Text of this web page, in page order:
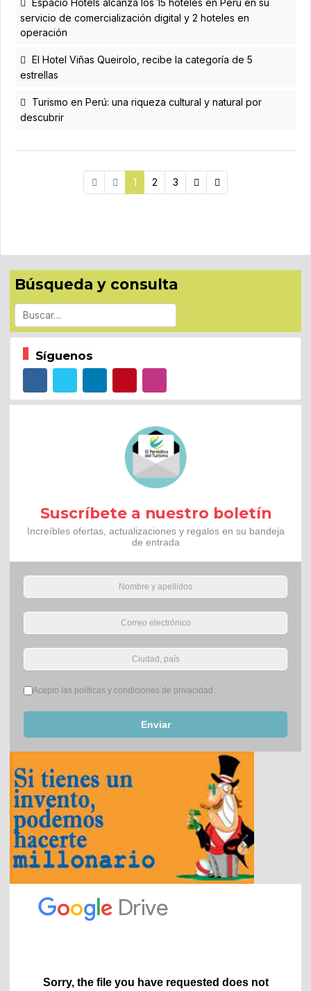
Espacio Hotels alcanza los 15 hoteles en Perú en su
servicio de comercialización digital y 2 hoteles en
operación
El Hotel Viñas Queirolo, recibe la categoría de 5
estrellas
Turismo en Perú: una riqueza cultural y natural por
descubrir
1 2 3
Búsqueda y consulta
Buscar
Síguenos
Suscríbete a nuestro boletín
Increíbles ofertas, actualizaciones y regalos en su bandeja
de entrada
Términos del servicio*
Acepto las políticas y condiciones de privacidad.
Enviar